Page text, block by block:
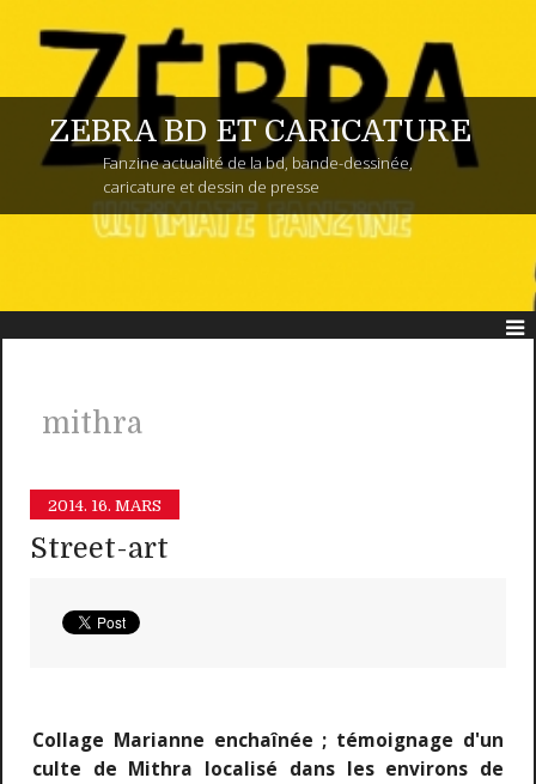
ZEBRA BD ET CARICATURE
Fanzine actualité de la bd, bande-dessinée,
caricature et dessin de presse
mithra
2014. 16. MARS
Street-art
Collage Marianne enchaînée ; témoignage d'un
culte de Mithra localisé dans les environs de